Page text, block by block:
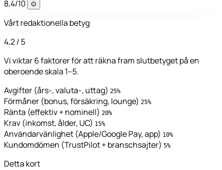
8,4/10
Vårt redaktionella betyg
4,2/ 5
Vi viktar 6 faktorer för att räkna fram slutbetyget på en
oberoende skala 1–5.
Avgifter (års-, valuta-, uttag) 25%
Förmåner (bonus, försäkring, lounge) 25%
Ränta (effektiv + nominell) 20%
Krav (inkomst, ålder, UC) 15%
Användarvänlighet (Apple/Google Pay, app) 10%
Kundomdömen (TrustPilot + branschsajter) 5%
Detta kort